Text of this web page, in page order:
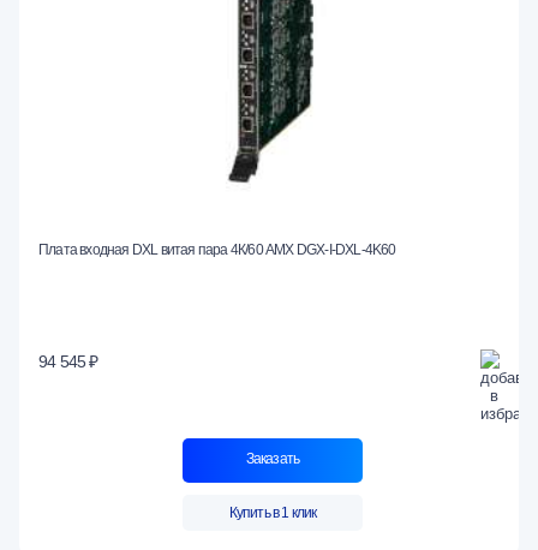
Плата входная DXL витая пара 4К/60 AMX DGX-I-DXL-4K60
94 545 ₽
Заказать
Купить в 1 клик